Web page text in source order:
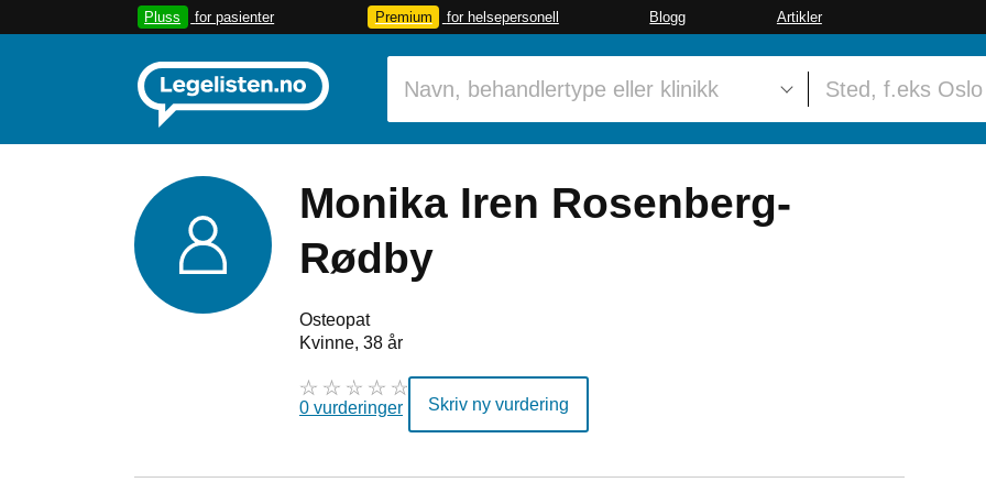
Pluss for pasienter Premium for helsepersonell Blogg Artikler
Monika Iren Rosenberg-
Rødby
Osteopat
Kvinne, 38 år
0 vurderinger Skriv ny vurdering